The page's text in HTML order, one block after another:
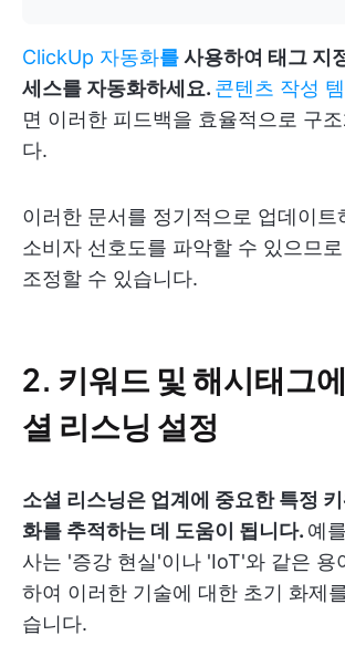
ClickUp 자동화를사용하여 태그 지
세스를 자동화하세요. 콘텐츠 작성
면 이러한 피드백을 효율적으로 구
다.
이러한 문서를 정기적으로 업데이트
소비자 선호도를 파악할 수 있으므
조정할 수 있습니다.
2. 키워드 및 해시태그
셜 리스닝 설정
소셜 리스닝은 업계에 중요한 특정
화를 추적하는 데 도움이 됩니다. 예
사는 '증강 현실'이나 'IoT'와 같은 용
하여 이러한 기술에 대한 초기 화제
습니다.